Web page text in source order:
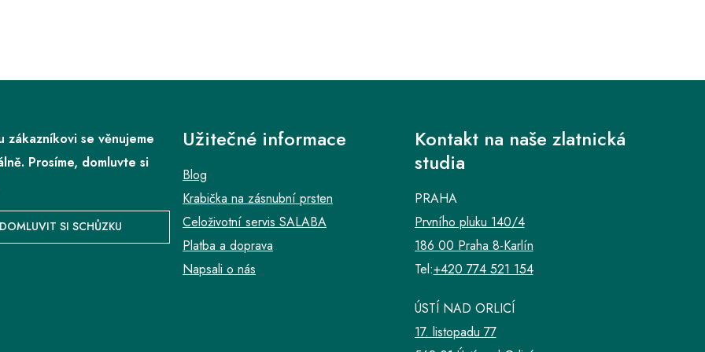
zákazníkovi se věnujeme
Prosíme, domluvte si
DOMLUVIT SI SCHŮZKU
Užitečné informace
Blog
Krabička na zásnubní prsten
Celoživotní servis SALABA
Platba a doprava
Napsali o nás
Kontakt na naše zlatnická
studia
PRAHA
Prvního pluku 140/4
186 00 Praha 8-Karlín
Tel:+420 774 521 154
ÚSTÍ NAD ORLICÍ
17. listopadu 77